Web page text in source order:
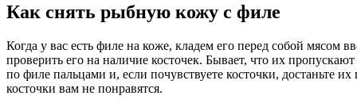
Как снять рыбную кожу с филе
Когда у вас есть филе на коже, кладем его перед собой мясом
проверить его на наличие косточек. Бывает, что их
по филе пальцами и, если почувствуете косточки, достаньте
косточки вам не понравятся.